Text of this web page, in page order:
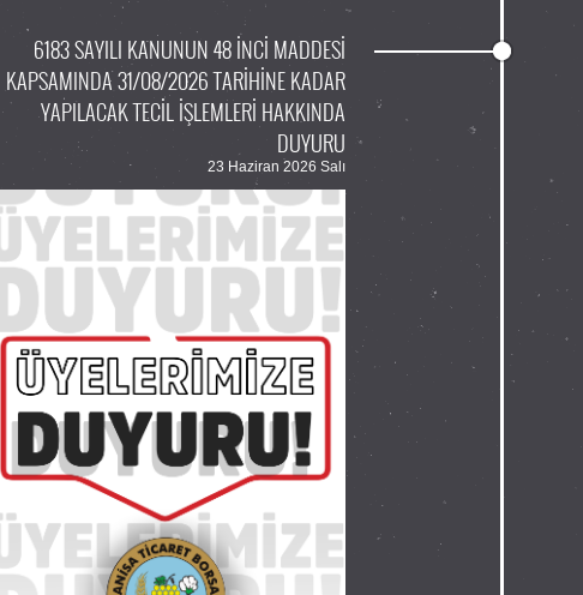
6183 SAYILI KANUNUN 48 İNCİ MADDESİ
KAPSAMINDA 31/08/2026 TARİHİNE KADAR
YAPILACAK TECİL İŞLEMLERİ HAKKINDA
DUYURU
23 Haziran 2026 Salı